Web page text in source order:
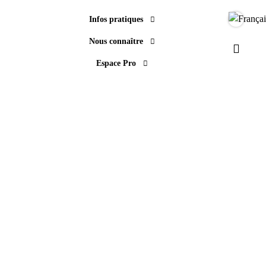
Infos pratiques
Nous connaître
Espace Pro